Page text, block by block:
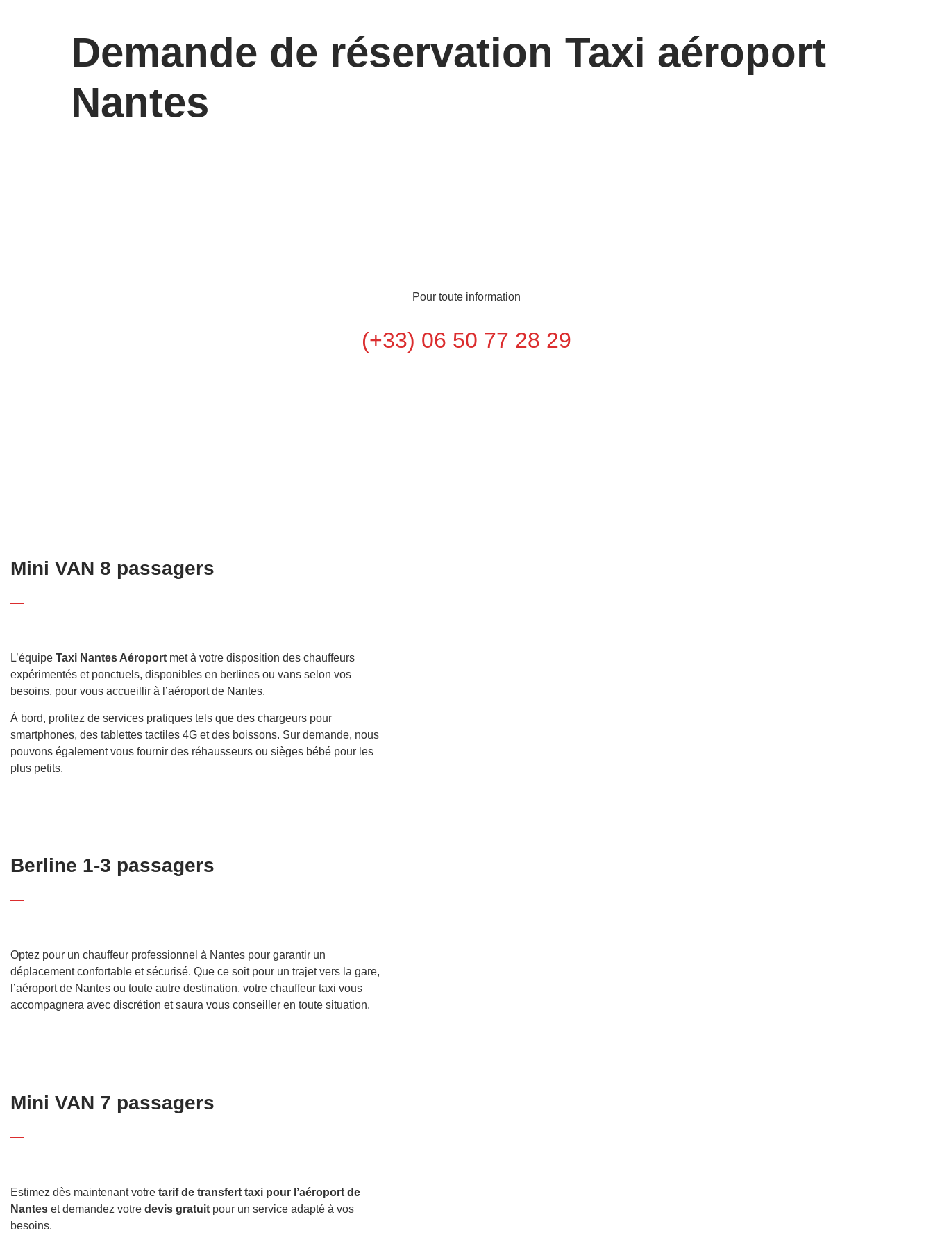
Demande de réservation Taxi aéroport
Nantes
Pour toute information
(+33) 06 50 77 28 29
Mini VAN 8 passagers
L’équipe Taxi Nantes Aéroport met à votre disposition des chauffeurs
expérimentés et ponctuels, disponibles en berlines ou vans selon vos
besoins, pour vous accueillir à l’aéroport de Nantes.
À bord, profitez de services pratiques tels que des chargeurs pour
smartphones, des tablettes tactiles 4G et des boissons. Sur demande, nous
pouvons également vous fournir des réhausseurs ou sièges bébé pour les
plus petits.
Berline 1-3 passagers
Optez pour un chauffeur professionnel à Nantes pour garantir un
déplacement confortable et sécurisé. Que ce soit pour un trajet vers la gare,
l’aéroport de Nantes ou toute autre destination, votre chauffeur taxi vous
accompagnera avec discrétion et saura vous conseiller en toute situation.
Mini VAN 7 passagers
Estimez dès maintenant votre tarif de transfert taxi pour l’aéroport de
Nantes et demandez votre devis gratuit pour un service adapté à vos
besoins.